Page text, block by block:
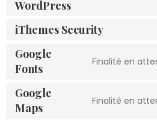
WordPress
iThemes Security
Google
Fonts
Finalité en
Google
Maps
Finalité en